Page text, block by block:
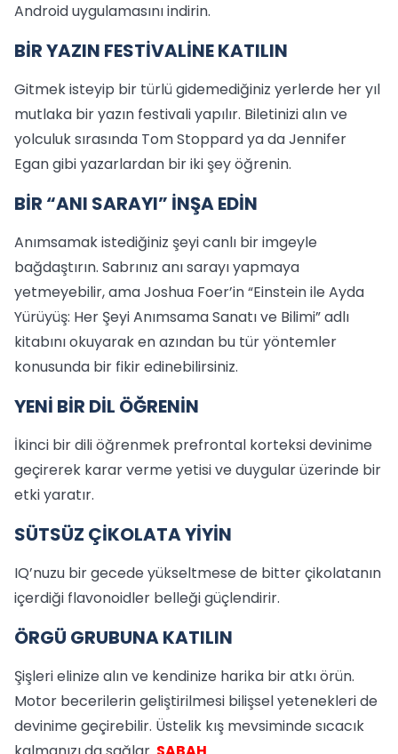
Android uygulamasını indirin.
BİR YAZIN FESTİVALİNE KATILIN
Gitmek isteyip bir türlü gidemediğiniz yerlerde her yıl
mutlaka bir yazın festivali yapılır. Biletinizi alın ve
yolculuk sırasında Tom Stoppard ya da Jennifer
Egan gibi yazarlardan bir iki şey öğrenin.
BİR “ANI SARAYI” İNŞA EDİN
Anımsamak istediğiniz şeyi canlı bir imgeyle
bağdaştırın. Sabrınız anı sarayı yapmaya
yetmeyebilir, ama Joshua Foer’in “Einstein ile Ayda
Yürüyüş: Her Şeyi Anımsama Sanatı ve Bilimi” adlı
kitabını okuyarak en azından bu tür yöntemler
konusunda bir fikir edinebilirsiniz.
YENİ BİR DİL ÖĞRENİN
İkinci bir dili öğrenmek prefrontal korteksi devinime
geçirerek karar verme yetisi ve duygular üzerinde bir
etki yaratır.
SÜTSÜZ ÇİKOLATA YİYİN
IQ’nuzu bir gecede yükseltmese de bitter çikolatanın
içerdiği flavonoidler belleği güçlendirir.
ÖRGÜ GRUBUNA KATILIN
Şişleri elinize alın ve kendinize harika bir atkı örün.
Motor becerilerin geliştirilmesi bilişsel yetenekleri de
devinime geçirebilir. Üstelik kış mevsiminde sıcacık